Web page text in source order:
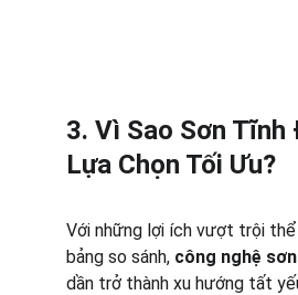
3. Vì Sao Sơn Tĩnh
Lựa Chọn Tối Ưu?
Với những lợi ích vượt trội thể
bảng so sánh, công nghệ
dần trở thành xu hướng tất